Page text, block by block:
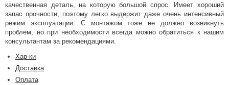
качественная деталь, на которую большой спрос. Имеет хороший
запас прочности, поэтому легко выдержит даже очень интенсивный
режим эксплуатации. С монтажом тоже не должно возникнуть
проблем, но при необходимости всегда можно обратиться к нашим
консультантам за рекомендациями.
Хар-ки
Доставка
Оплата